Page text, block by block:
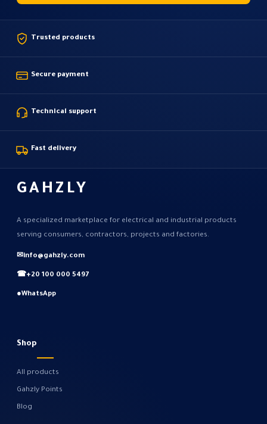
Trusted products
Secure payment
Technical support
Fast delivery
GAHZLY
A specialized marketplace for electrical and industrial products
serving consumers, contractors, projects and factories.
✉info@gahzly.com
☎+20 100 000 5497
●WhatsApp
Shop
All products
Gahzly Points
Blog